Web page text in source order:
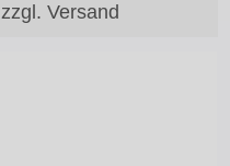
zzgl. Versand